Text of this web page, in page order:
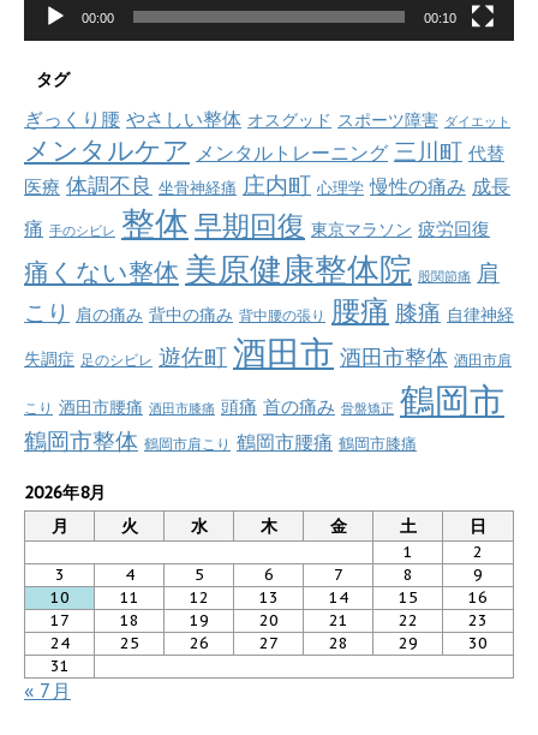
00:00 00:10
タグ
ぎっくり腰 やさしい整体 オスグッド スポーツ障害 ダイエット
メンタルケア メンタルトレーニング 三川町 代替
医療 体調不良 坐骨神経痛 庄内町 心理学 慢性の痛み 成長
痛 手のシビレ 整体 早期回復 東京マラソン 疲労回復
痛くない整体 美原健康整体院 股関節痛 肩
こり 肩の痛み 背中の痛み 背中腰の張り 腰痛 膝痛 自律神経
失調症 足のシビレ 遊佐町 酒田市 酒田市整体 酒田市肩
こり 酒田市腰痛 酒田市膝痛 頭痛 首の痛み 骨盤矯正 鶴岡市
鶴岡市整体 鶴岡市肩こり 鶴岡市腰痛 鶴岡市膝痛
2026年8月
月
火 水 木 金 土 日
1
2
3
4 5 6 7 8
9
10
11 12 13 14 15
16
17
18 19 20 21 22
23
24
25 26 27 28 29
30
31
« 7月